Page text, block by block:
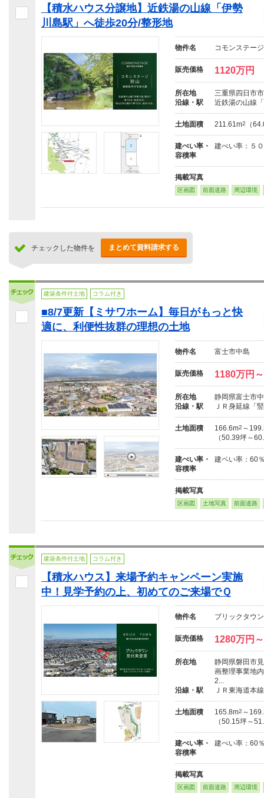
【積水ハウス分譲地】近鉄湯の山線「伊勢
川島駅」へ徒歩20分/整形地
物件名 コモンステー
販売価格 1120万円
所在地
三重県四日市
沿線・駅
近鉄湯の山線
土地面積 211.61m2 （
建ぺい率・
容積率
建ぺい率：５
掲載写真
区画図 前面道路 周辺環境
チェックした物件を まとめて資料請求する
建築条件付土地 コラム付き
■8/7更新【ミサワホーム】毎日がもっと快
適に、利便性抜群の理想の土地
物件名 富士市中島
販売価格 1180万円
所在地
静岡県富士市
沿線・駅
ＪＲ身延線「
土地面積 166.6m2 ～
（50.39坪～
建ぺい率・
容積率
建ペい率：60
掲載写真
区画図 土地写真 前面道路
建築条件付土地 コラム付き
【積水ハウス】来場予約キャンペーン実施
中！見学予約の上、初めてのご来場でＱ
物件名 ブリックタウ
販売価格 1280万円
所在地
静岡県磐田市
画整理事業地
2...
沿線・駅
ＪＲ東海道本
土地面積 165.8m2 ～
（50.15坪～
建ぺい率・
容積率
建ぺい率：60
掲載写真
区画図 前面道路 周辺環境